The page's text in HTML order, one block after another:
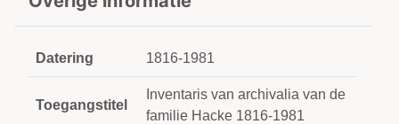
Datering 1816-1981
Toegangstitel
Inventaris van archivalia van de
familie Hacke 1816-1981